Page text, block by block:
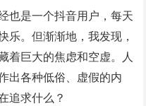
也是一个抖音用户，每天
乐。但渐渐地，我发现，
着巨大的焦虑和空虚。人
出各种低俗、虚假的内
追求什么？